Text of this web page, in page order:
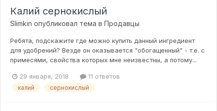
Калий сернокислый
Slimkin опубликовал тема в Продавцы
Ребята, подскажите где можно купить данный ингредиент
для удобрений? Везде он оказывается "обогащенный" - т.е. с
примесями, свойства которых мне неизвестны, а потому...
29 января, 2018 11 ответов
калий сернокислый